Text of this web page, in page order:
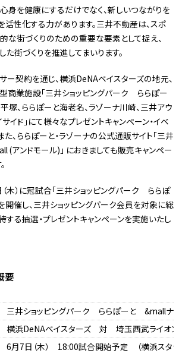
身を健康にするだけでなく、新しいつながりを
活性化する力があります。三井不動産は、スポ
な街づくりのための重要な要素として捉え、
た街づくりを推進してまいります。
ー契約を通じ、横浜DeNAベイスターズの地元、
商業施設「三井ショッピングパーク ららぽー
塚、ららぽーと海老名、ラゾーナ川崎、三井アウ
イド」にて様々なプレゼントキャンペーン・イベ
た、ららぽーと・ラゾーナの公式通販サイト「三井
(アンドモール)」 におきましても販売キャンペー
木）に冠試合「三井ショッピングパーク ららぽ
催し、三井ショッピングパーク会員を対象に総
る抽選・プレゼントキャンペーンを実施いたし
要
三井ショッピングパーク ららぽーと &mallナ
横浜DeNAベイスターズ 対 埼玉西武ライオ
6月7日（木） 18:00試合開始予定 （横浜スタジ